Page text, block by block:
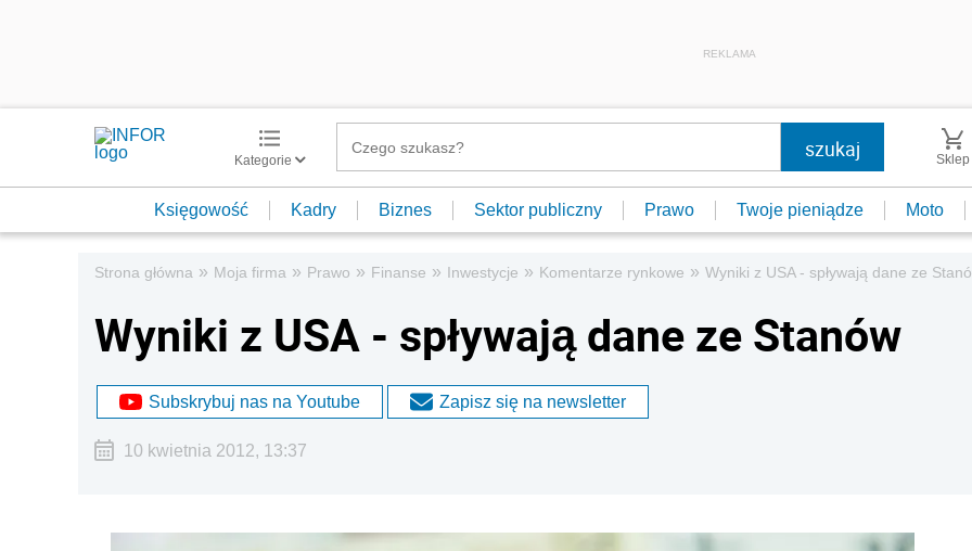
REKLAMA
Kategorie Sklep
Księgowość Kadry Biznes Sektor publiczny Prawo Twoje pieniądze Moto
Strona główna » Moja firma » Prawo » Finanse » Inwestycje » Komentarze rynkowe » Wyniki z USA - spływają dane ze
Wyniki z USA - spływają dane ze Stanów
Subskrybuj nas na Youtube Zapisz się na newsletter
10 kwietnia 2012, 13:37